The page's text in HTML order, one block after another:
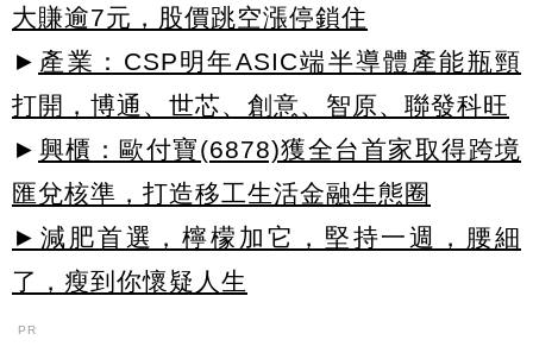
大賺逾7元，股價跳空漲停鎖住
► 產業：CSP明年ASIC端半導體產能瓶頸
打開，博通、世芯、創意、智原、聯發科旺
► 興櫃：歐付寶(6878)獲全台首家取得跨境
匯兌核準，打造移工生活金融生態圈
►減肥首選，檸檬加它，堅持一週，腰細
了，瘦到你懷疑人生
PR